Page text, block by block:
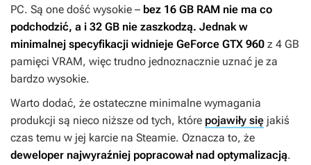
PC. Są one dość wysokie – bez 16 GB RAM nie ma co
podchodzić, a i 32 GB nie zaszkodzą. Jednak w
minimalnej specyfikacji widnieje GeForce GTX 960 z 4 GB
pamięci VRAM, więc trudno jednoznacznie uznać je za
bardzo wysokie.
Warto dodać, że ostateczne minimalne wymagania
produkcji są nieco niższe od tych, które pojawiły się jakiś
czas temu w jej karcie na Steamie. Oznacza to, że
deweloper najwyraźniej popracował nad optymalizacją.